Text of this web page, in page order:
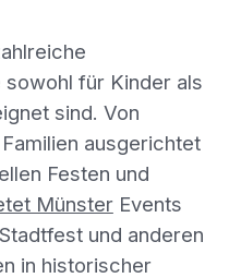
für Kinder als
sind. Von
ausgerichtet
Festen und
MünsterEvents
und anderen
in historischer